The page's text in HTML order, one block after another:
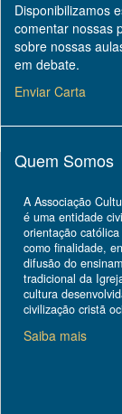
Disponibilizamos
comentar nossas
sobre nossas
em debate.
Enviar Carta
Quem Somos
A Associação
é uma entidade
orientação
como finalidade,
difusão do
tradicional da
cultura
civilização cristã
Saiba mais